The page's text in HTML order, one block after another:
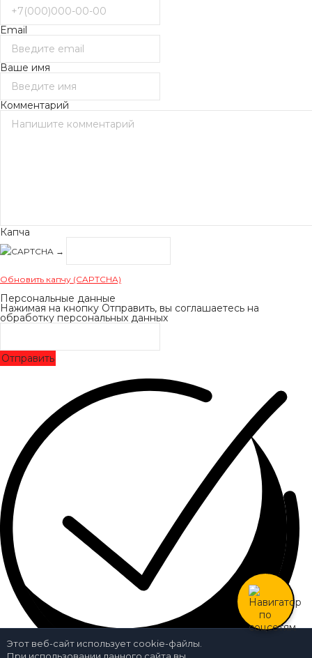
Этот веб-сайт использует cookie-файлы.
Email
Ваше имя
Комментарий
Капча
→
Обновить капчу (CAPTCHA)
Персональные данные
Нажимая на кнопку Отправить, вы соглашаетесь на
обработку персональных данных
Отправить